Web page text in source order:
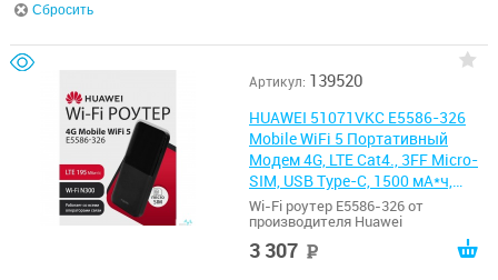
Сбросить
Артикул: 139520
HUAWEI 51071VKC E5586-326
Mobile WiFi 5 Портативный
Модем 4G, LTE Cat4., 3FF Micro-
SIM, USB Type-C, 1500 мА*ч,
BLACK
Wi-Fi роутер E5586-326 от
производителя Huawei
3 307